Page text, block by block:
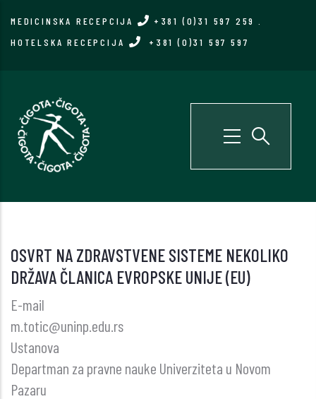
MEDICINSKA RECEPCIJA +381 (0)31 597 259
HOTELSKA RECEPCIJA
+381 (0)31 597 597
OSVRT NA ZDRAVSTVENE SISTEME NEKOLIKO
DRŽAVA ČLANICA EVROPSKE UNIJE (EU)
E-mail
m.totic@uninp.edu.rs
Ustanova
Departman za pravne nauke Univerziteta u Novom
Pazaru